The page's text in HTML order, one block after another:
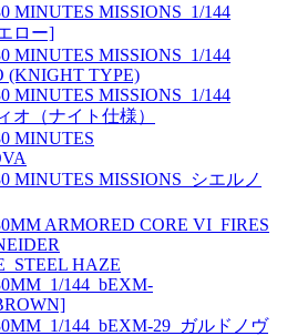
MINUTES MISSIONS_1/144
ロー]
MINUTES MISSIONS_1/144
(KNIGHT TYPE)
MINUTES MISSIONS_1/144
オ（ナイト仕様）
MINUTES
MINUTES MISSIONS_シエルノ
ARMORED CORE VI_FIRES
HAZE
144_bEXM-
144_bEXM-29_ガルドノヴ